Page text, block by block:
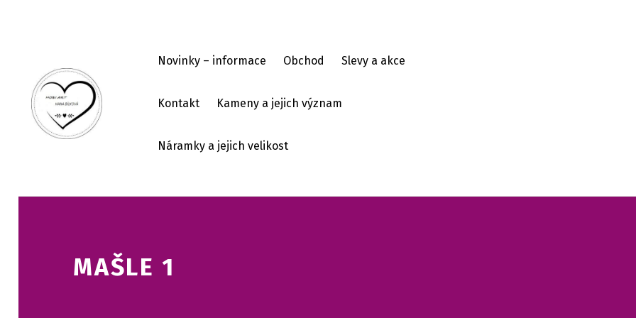
HOBI ART
Novinky – informace Obchod Slevy a akce
Kontakt Kameny a jejich význam
Náramky a jejich velikost
MAŠLE 1